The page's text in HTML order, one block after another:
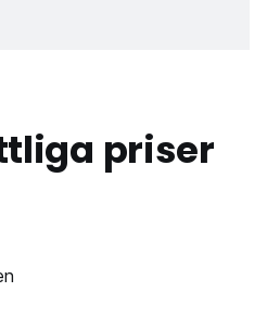
priser